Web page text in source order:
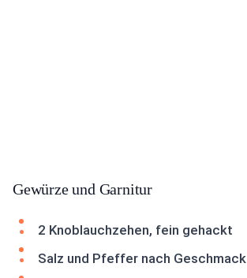
Gewürze und Garnitur
2 Knoblauchzehen, fein gehackt
Salz und Pfeffer nach Geschmack